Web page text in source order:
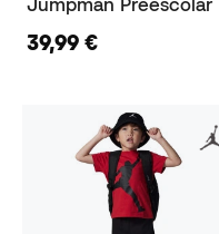
39,99 €